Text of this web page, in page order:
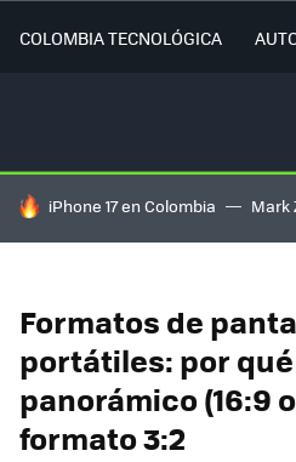
COLOMBIA TECNOLÓGICA
HOY SE HABLA DE
iPhone 17 en Colombia Mark
Formatos de
portátiles: por
panorámico (16:9 o
formato 3:2